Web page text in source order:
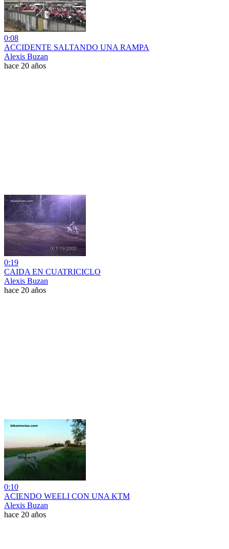
0:08
ACCIDENTE SALTANDO UNA RAMPA
Alexis Buzan
hace 20 años
0:19
CAIDA EN CUATRICICLO
Alexis Buzan
hace 20 años
0:10
ACIENDO WEELI CON UNA KTM
Alexis Buzan
hace 20 años